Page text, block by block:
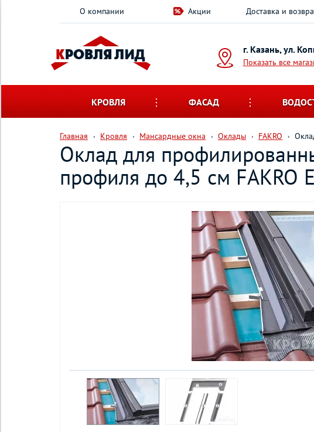
О компании Акции Доставка и
г. Казань, ул.
Показать все
КРОВЛЯ ФАСАД
Главная Кровля Мансардные окна Оклады FAKRO
Оклад для
профиля до 4,5 см FAKRO